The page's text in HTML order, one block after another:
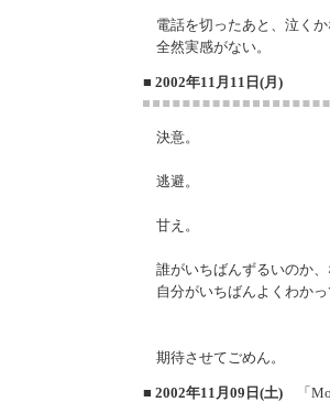
電話を切ったあと、泣く
全然実感がない。
■ 2002年11月11日(月)
決意。
逃避。
甘え。
誰がいちばんずるいのか
自分がいちばんよくわか
期待させてごめん。
■ 2002年11月09日(土) 「